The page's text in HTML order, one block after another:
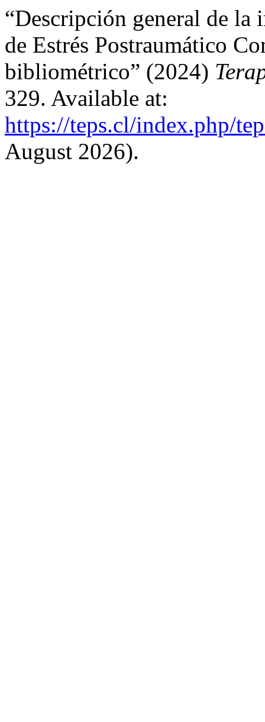
“Descripción general de la
de Estrés Postraumático
bibliométrico” (2024)
329. Available at:
https://teps.cl/index.php/
August 2026).